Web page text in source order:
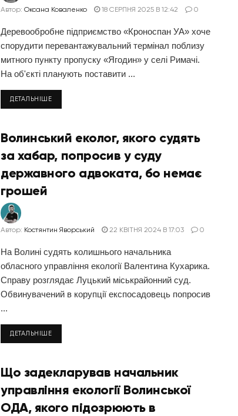
Автор: Оксана Коваленко 18 СЕРПНЯ 2025 В 12:42 0
Деревообробне підприємство «Кроноспан УА» хоче
спорудити перевантажувальний термінал поблизу
митного пункту пропуску «Ягодин» у селі Римачі.
На об'єкті планують поставити ...
ДЕТАЛЬНІШЕ
Волинський еколог, якого судять
за хабар, попросив у суду
державного адвоката, бо немає
грошей
Автор: Костянтин Яворський 22 КВІТНЯ 2024 В 17:03 0
На Волині судять колишнього начальника
обласного управління екології Валентина Кухарика.
Справу розглядає Луцький міськрайонний суд.
Обвинувачений в корупції експосадовець попросив
...
ДЕТАЛЬНІШЕ
Що задекларував начальник
управління екології Волинської
ОДА, якого підозрюють в